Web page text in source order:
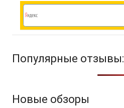
Популярные отзывы:
Новые обзоры